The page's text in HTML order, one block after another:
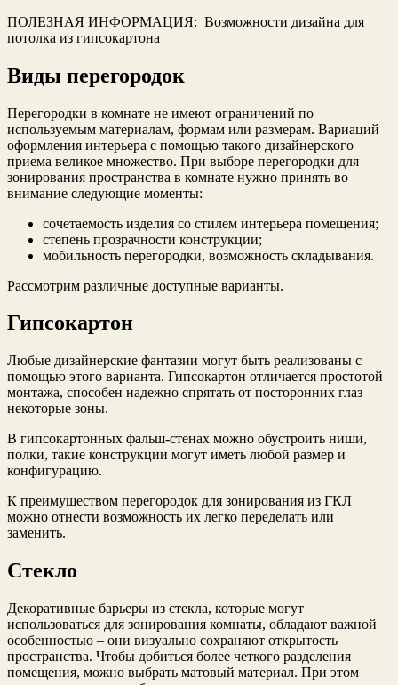
ПОЛЕЗНАЯ ИНФОРМАЦИЯ: Возможности дизайна для
потолка из гипсокартона
Виды перегородок
Перегородки в комнате не имеют ограничений по
используемым материалам, формам или размерам. Вариаций
оформления интерьера с помощью такого дизайнерского
приема великое множество. При выборе перегородки для
зонирования пространства в комнате нужно принять во
внимание следующие моменты:
сочетаемость изделия со стилем интерьера помещения;
степень прозрачности конструкции;
мобильность перегородки, возможность складывания.
Рассмотрим различные доступные варианты.
Гипсокартон
Любые дизайнерские фантазии могут быть реализованы с
помощью этого варианта. Гипсокартон отличается простотой
монтажа, способен надежно спрятать от посторонних глаз
некоторые зоны.
В гипсокартонных фальш-стенах можно обустроить ниши,
полки, такие конструкции могут иметь любой размер и
конфигурацию.
К преимуществом перегородок для зонирования из ГКЛ
можно отнести возможность их легко переделать или
заменить.
Стекло
Декоративные барьеры из стекла, которые могут
использоваться для зонирования комнаты, обладают важной
особенностью – они визуально сохраняют открытость
пространства. Чтобы добиться более четкого разделения
помещения, можно выбрать матовый материал. При этом